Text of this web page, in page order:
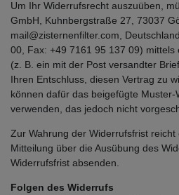
Um Ihr Widerrufsrecht auszuüben,
GmbH, Kuhnbergstraße 27, 73037
mail@zisternenfilter.com,
00, Fax: +49 7161 95 137 09) mittels
(z. B. ein mit der Post versandter
Ihren Entschluss, diesen Vertrag zu
können dafür das beigefügte
verwenden, das jedoch nicht
Zur Wahrung der Widerrufsfrist reicht
Mitteilung über die Ausübung des
Widerrufsfrist absenden.
Folgen des Widerrufs